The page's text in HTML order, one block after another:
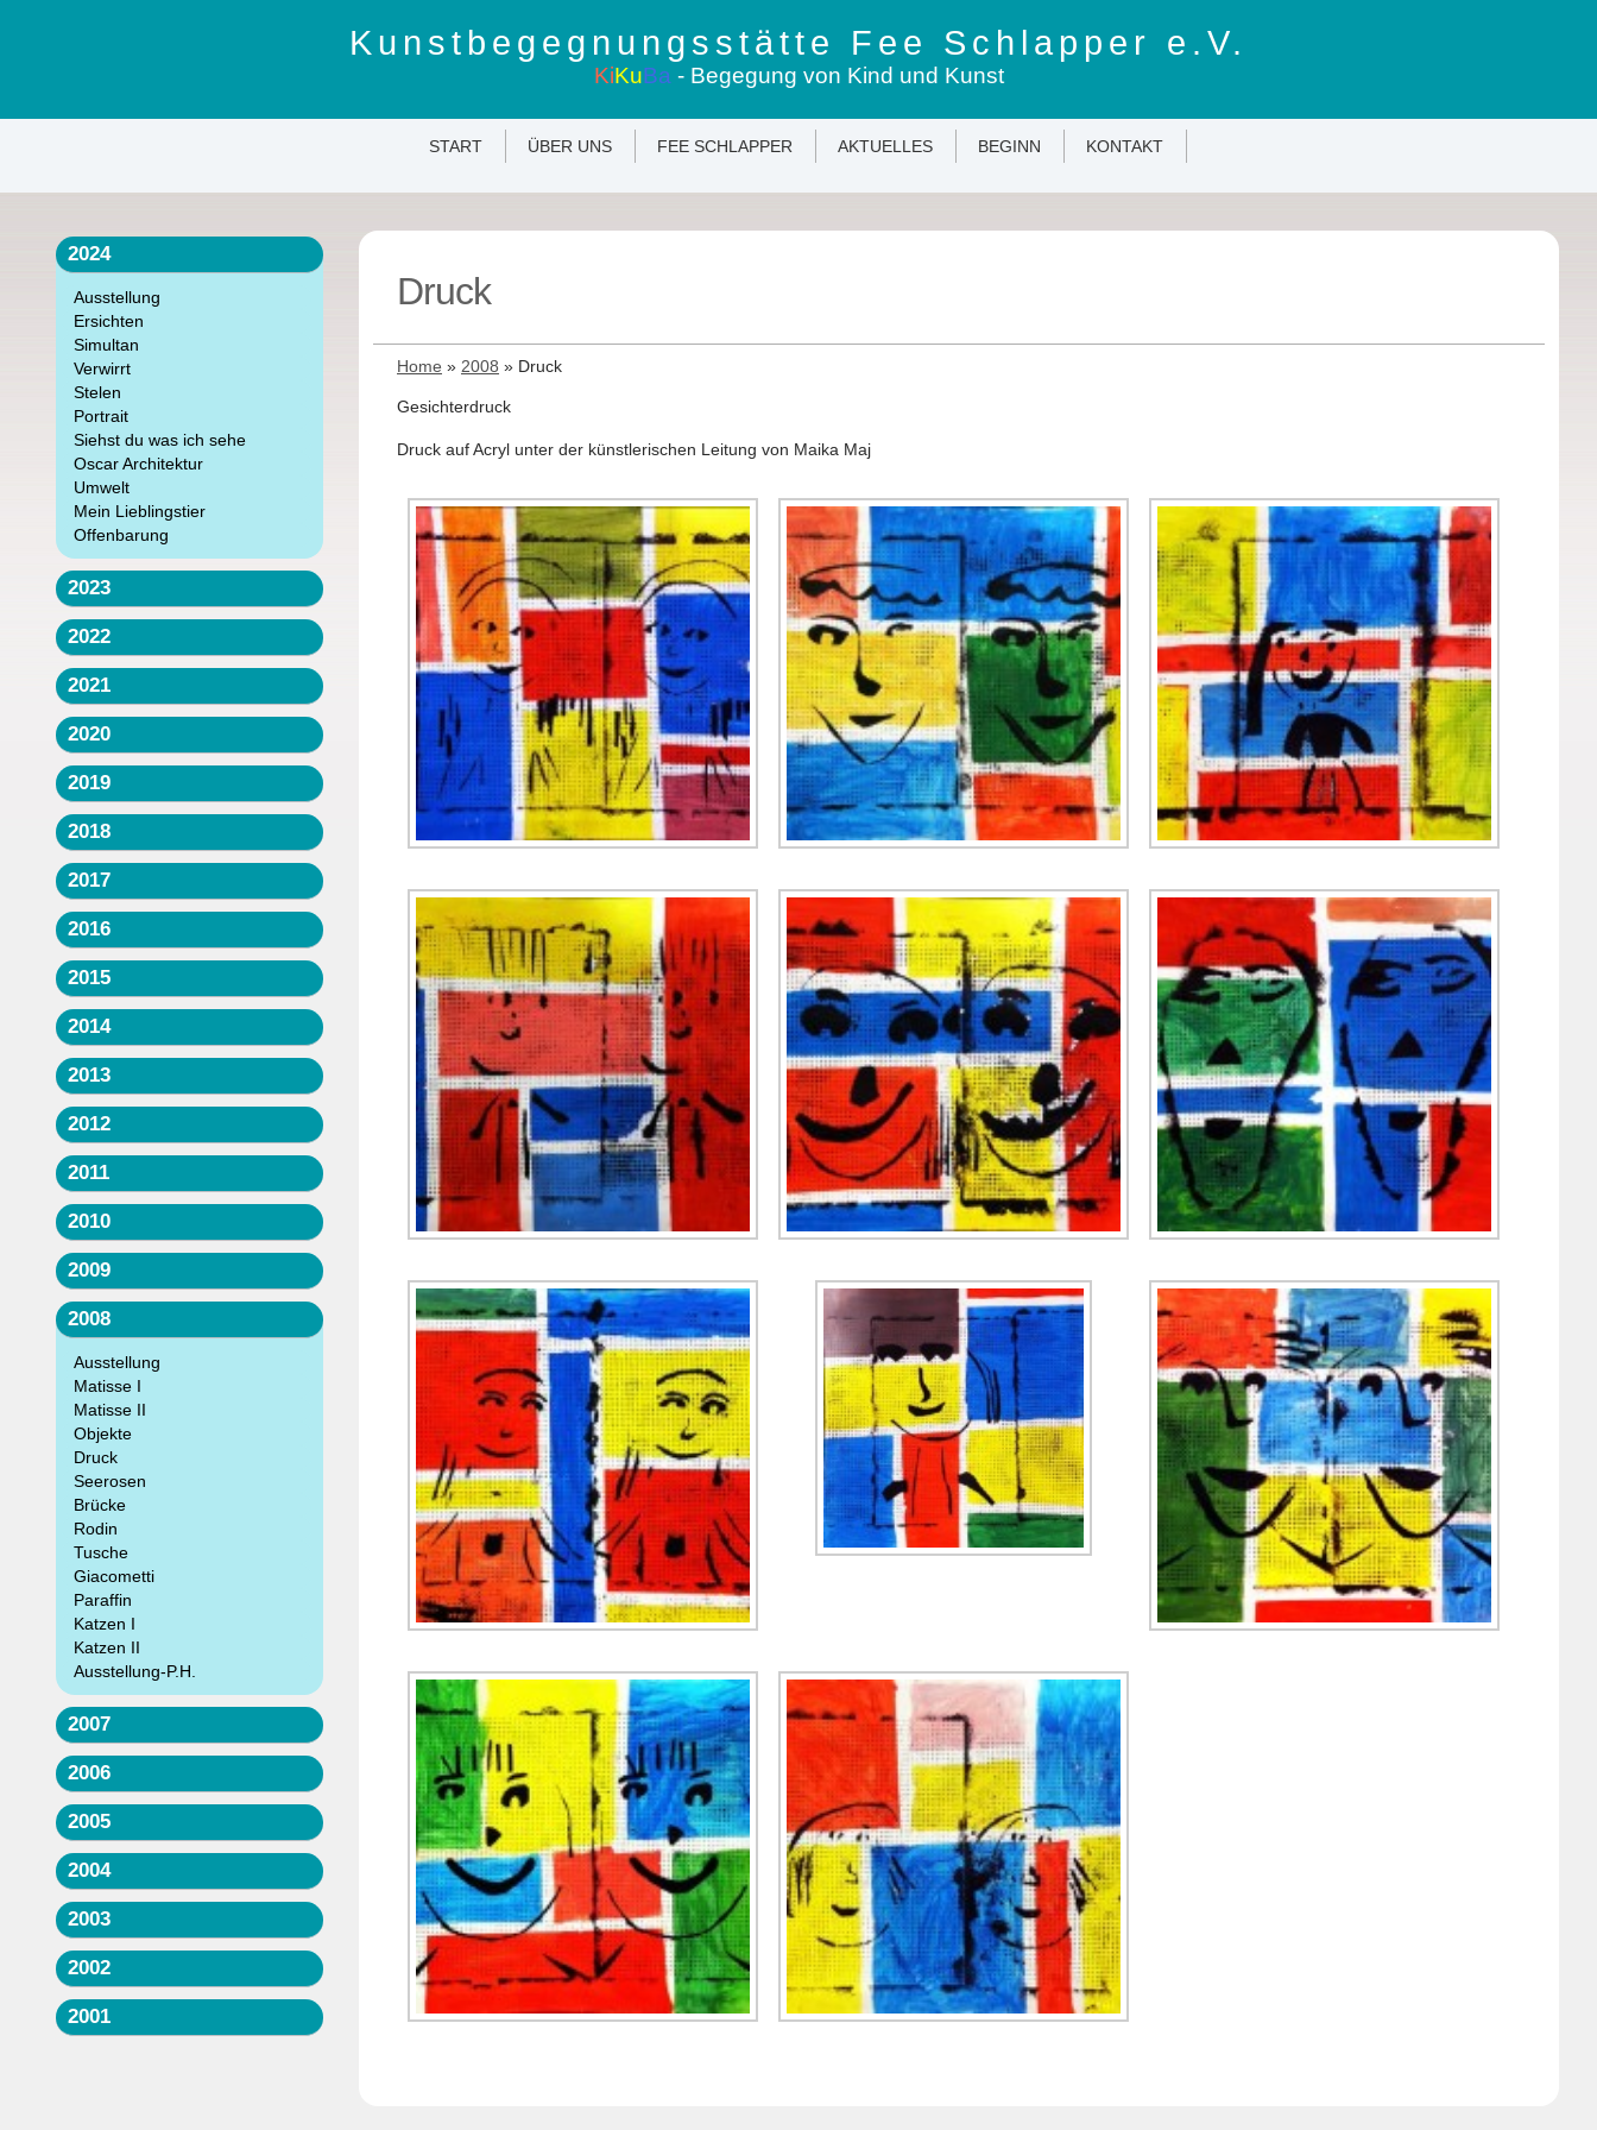
Kunstbegegnungsstätte Fee Schlapper e.V.
KiKuBa - Begegung von Kind und Kunst
START ÜBER UNS FEE SCHLAPPER AKTUELLES BEGINN KONTAKT
2024
Ausstellung
Ersichten
Simultan
Verwirrt
Stelen
Portrait
Siehst du was ich sehe
Oscar Architektur
Umwelt
Mein Lieblingstier
Offenbarung
2023
2022
2021
2020
2019
2018
2017
2016
2015
2014
2013
2012
2011
2010
2009
2008
Ausstellung
Matisse I
Matisse II
Objekte
Druck
Seerosen
Brücke
Rodin
Tusche
Giacometti
Paraffin
Katzen I
Katzen II
Ausstellung-P.H.
2007
2006
2005
2004
2003
2002
2001
Druck
Home » 2008 » Druck
Gesichterdruck
Druck auf Acryl unter der künstlerischen Leitung von Maika Maj